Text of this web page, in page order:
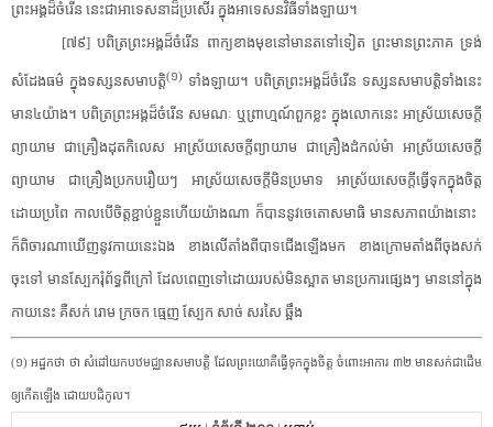
ព្រះអង្គ​ដ៏​ចំរើន​ ​នេះ​ជា​អាទេស​នា​ដ៏​ប្រសើរ​ ​ក្នុង​អា​ទេ​សន​វិធី​ទាំងឡាយ​។​
[​៧៩​]​ ​បពិត្រ​ព្រះអង្គ​ដ៏​ចំរើន​ ​ពាក្យ​ខាងមុខ​នៅ​មានត​ទៅទៀត​ ​ព្រះមានព្រះភាគ​ ​ទ្រង់​
សំដែងធម៌​ ​ក្នុង​ទស្សន​សមាបត្តិ​(​១​) ​ ​ទាំងឡាយ​។​ ​បពិត្រ​ព្រះអង្គ​ដ៏​ចំរើន​ ​ទស្សន​សមាបត្តិ​ទាំងនេះ​
មាន៤យ៉ាង​។​ ​បពិត្រ​ព្រះអង្គ​ដ៏​ចំរើន​ ​សមណៈ​ ​ឬ​ព្រាហ្មណ៍​ពួក​ខ្លះ​ ​ក្នុង​លោក​នេះ​ ​អាស្រ័យ​សេចក្តី​
ព្យាយាម​ ​ជា​គ្រឿង​ដុត​កិលេស​ ​អាស្រ័យ​សេចក្តី​ព្យាយាម​ ​ជា​គ្រឿង​ដំ​កល់​មំា​ ​អាស្រ័យ​សេចក្តី​
ព្យាយាម​ ​ជា​គ្រឿង​ប្រក​បរឿយៗ​ ​អាស្រ័យ​សេចក្តី​មិន​ប្រមាទ​ ​អាស្រ័យ​សេចក្តី​ធ្វើ​ទុក​ក្នុងចិត្ត​
ដោយ​ប្រពៃ​ ​កាលបើ​ចិត្ត​ខ្ជាប់ខ្ជួន​ហើយ​យ៉ាងណា​ ​ក៏បាន​នូវ​ចេ​តោស​មា​ធិ​ ​មាន​សភាព​យ៉ាងនោះ​ ​
ក៏​ពិចារណា​ឃើញ​នូវ​កាយ​នេះឯង​ ​ខាងលើ​តាំងពី​បាទ​ជើង​ឡើង​មក​ ​ខាងក្រោម​តាំងពី​ចុង​សក់​
ចុះទៅ​ ​មាន​ស្បែក​រុំ​ព័ទ្ធ​ពីក្រៅ​ ​ដែល​ពេញ​ទៅ​ដោយ​របស់​មិន​ស្អាត​ ​មាន​ប្រការ​ផ្សេង​ៗ​ ​មាននៅ​ក្នុង​
កាយ​នេះ​ ​គឺ​សក់​ ​រោម​ ​ក្រចក​ ​ធ្មេញ​ ​ស្បែក​ ​សាច់​ ​សរសៃ​ ​ឆ្អឹង​
​(​១​)​ ​អដ្ឋកថា​ ​ថា​ ​សំដៅយក​បឋមជ្ឈាន​សមាបត្តិ​ ​ដែល​ព្រះ​យោគី​ធ្វើ​ទុក​ក្នុងចិត្ត​ ​ចំពោះ​អាការ​ ​៣២​ ​មាន​សក់​ជាដើម​
ឲ្យ​កើតឡើង​ ​ដោយ​បដិកូល​។​